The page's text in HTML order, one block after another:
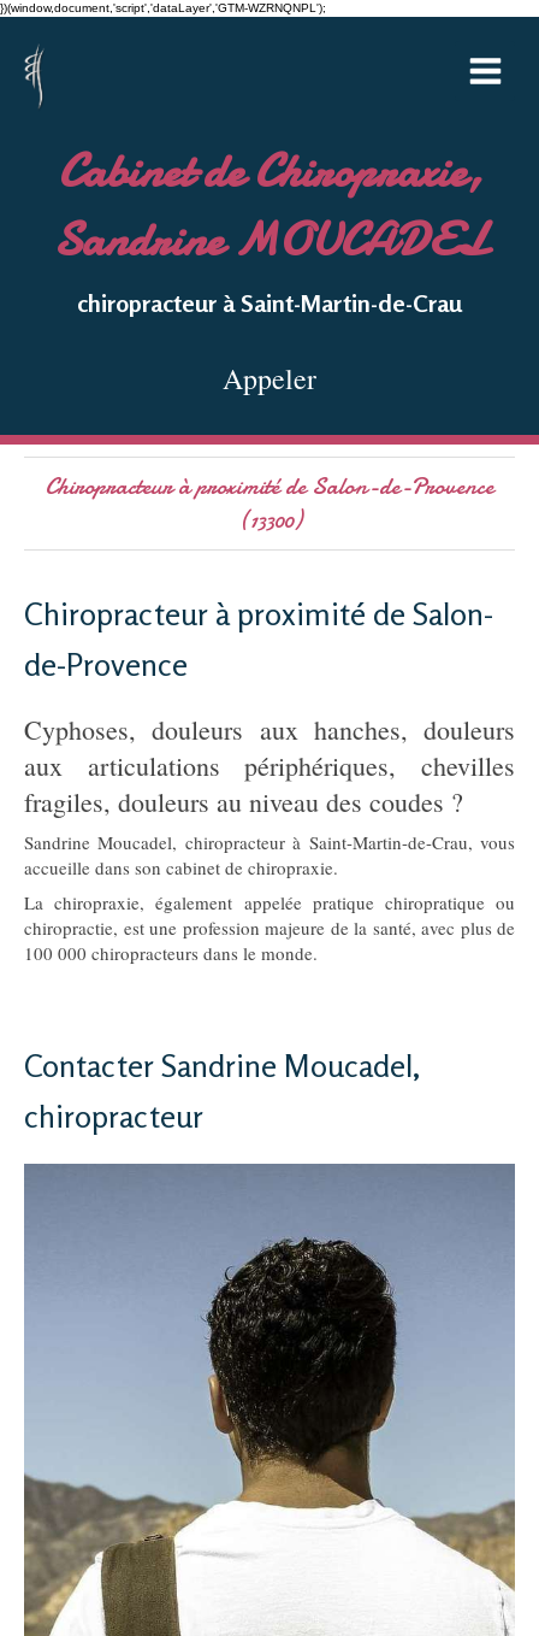
})(window,document,'script','dataLayer','GTM-WZRNQNPL');
Cabinet de Chiropraxie,
Sandrine MOUCADEL
chiropracteur à Saint-Martin-de-Crau
Appeler
Chiropracteur à proximité de Salon-de-Provence
(13300)
Chiropracteur à proximité de Salon-
de-Provence
Cyphoses, douleurs aux hanches, douleurs
aux articulations périphériques, chevilles
fragiles, douleurs au niveau des coudes ?
Sandrine Moucadel, chiropracteur à Saint-Martin-de-Crau, vous
accueille dans son cabinet de chiropraxie.
La chiropraxie, également appelée pratique chiropratique ou
chiropractie, est une profession majeure de la santé, avec plus de
100 000 chiropracteurs dans le monde.
Contacter Sandrine Moucadel,
chiropracteur